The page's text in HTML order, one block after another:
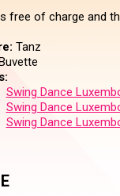
free of charge and
Tanz
Swing Dance
Swing Dance
Swing Dance